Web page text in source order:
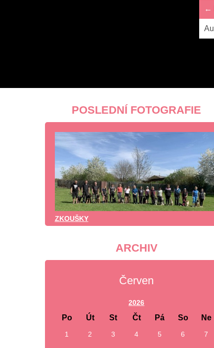
←
POSLEDNÍ FOTOGRAFIE
ZKOUŠKY
ARCHIV
Červen
2026
Po Út St Čt Pá So Ne
1 2 3 4 5 6 7